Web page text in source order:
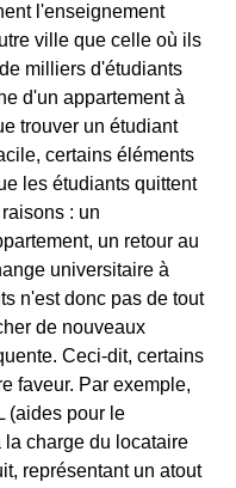
l'enseignement
ville que celle où ils
milliers d'étudiants
d'un appartement à
trouver un étudiant
certains éléments
les étudiants quittent
: un
un retour au
universitaire à
n'est donc pas de tout
de nouveaux
Ceci-dit, certains
faveur. Par exemple,
(aides pour le
la charge du locataire
représentant un atout